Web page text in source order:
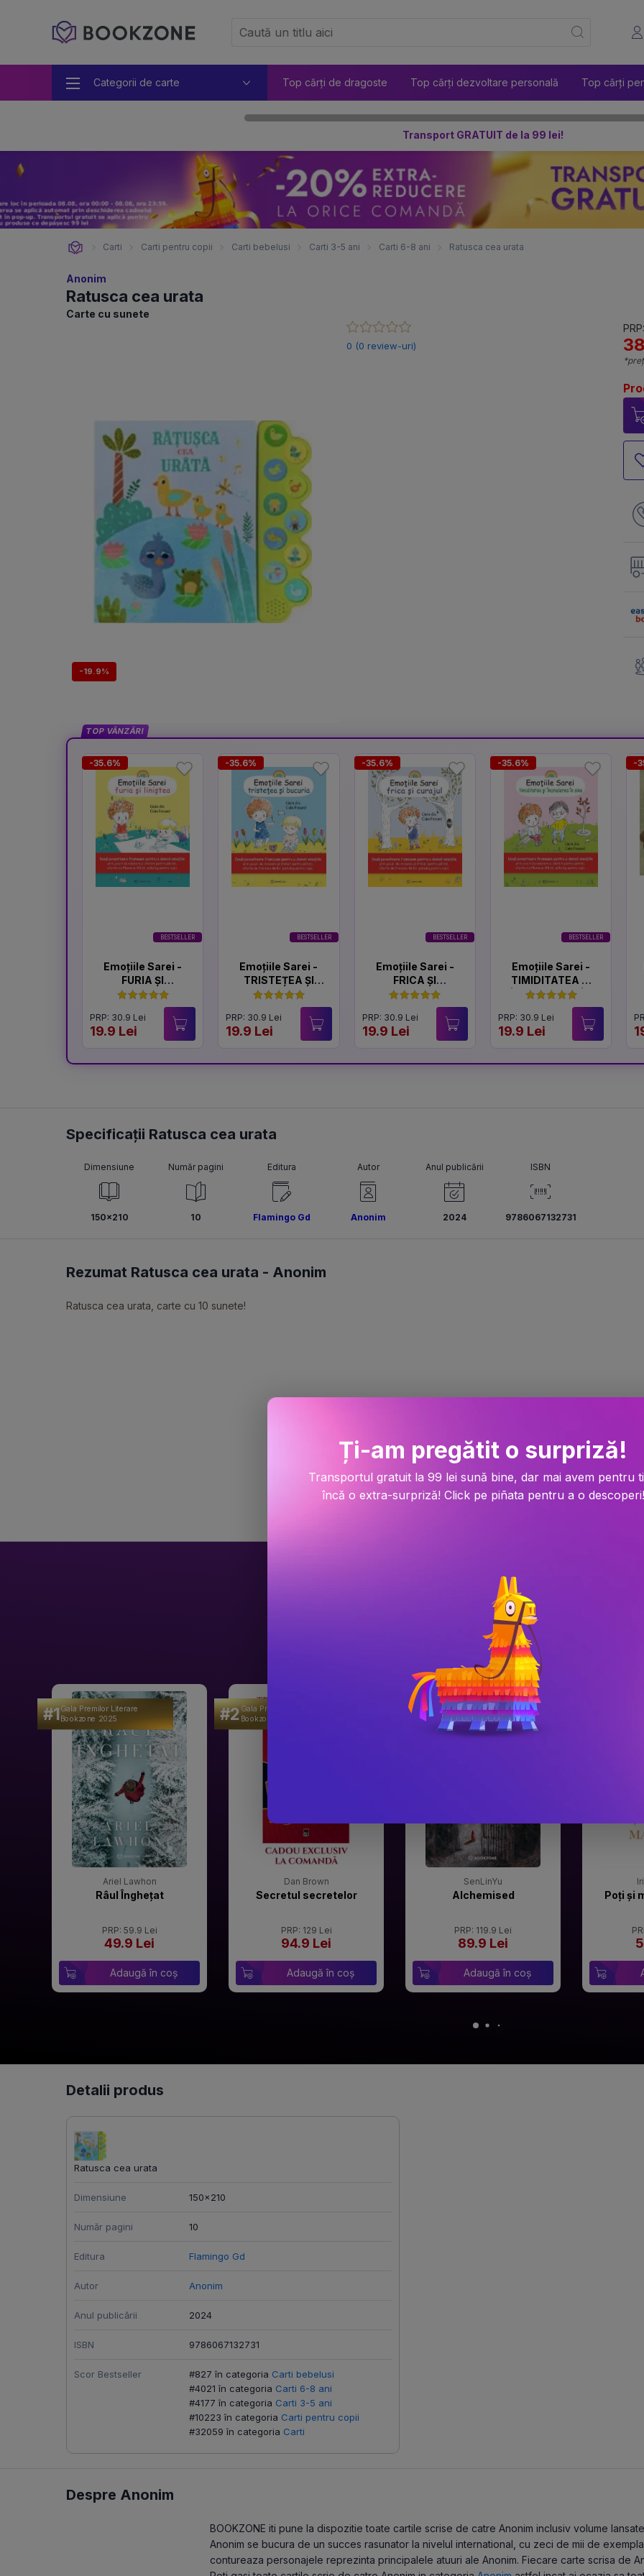
Categorii de carte Top cărți de dragoste Top cărți dezvoltare personală Top cărți
Transport GRATUIT de la 99 lei!
Carti Carti pentru copii Carti bebelusi Carti 3-5 ani Carti 6-8 ani Ratusca cea urata
Anonim
Ratusca cea urata
Carte cu sunete
-19.9%
0 (0 review-uri)
TOP VÂNZĂRI
BESTSELLER
-35.6%
Emoțiile Sarei -
FURIA ȘI
LINIȘTEA
PRP: 30.9 Lei
19.9 Lei
BESTSELLER
-35.6%
Emoțiile Sarei -
TRISTEȚEA ȘI
BUCURIA
PRP: 30.9 Lei
19.9 Lei
BESTSELLER
-35.6%
Emoțiile Sarei -
FRICA ȘI
CURAJUL
PRP: 30.9 Lei
19.9 Lei
BESTSELLER
-35.6%
Emoțiile Sarei -
TIMIDITATEA ȘI
ÎNCREDEREA ÎN
PRP: 30.9 Lei
19.9 Lei
-
Specificații Ratusca cea urata
Dimensiune
150x210
Număr pagini
10
Editura
Flamingo Gd
Autor
Anonim
Anul publicării
2024
ISBN
9786067132731
Rezumat Ratusca cea urata - Anonim
Ratusca cea urata, carte cu 10 sunete!
#1Gala Premilor Literare
Bookzone 2025
Ariel Lawhon
Râul Înghețat
PRP: 59.9 Lei
49.9 Lei
Adaugă în coș
#2Gala Premilor Literare
Bookzone 2025
Dan Brown
Secretul secretelor
PRP: 129 Lei
94.9 Lei
Adaugă în coș
#3 Gala Premilor Literare
Bookzone 2025
SenLinYu
Alchemised
PRP: 119.9 Lei
89.9 Lei
Adaugă în coș
Poți și
Detalii produs
Ratusca cea urata
Dimensiune 150x210
Număr pagini 10
Editura Flamingo Gd
Autor Anonim
Anul publicării 2024
ISBN 9786067132731
Scor Bestseller #827 în categoria Carti bebelusi
#4021 în categoria Carti 6-8 ani
#4177 în categoria Carti 3-5 ani
#10223 în categoria Carti pentru copii
#32059 în categoria Carti
Despre Anonim
BOOKZONE iti pune la dispozitie toate cartile scrise de catre Anonim inclusiv volume
Anonim se bucura de un succes rasunator la nivelul international, cu zeci de mii de
contureaza personajele reprezinta principalele atuuri ale Anonim. Fiecare carte scrisa de
Ți-am pregătit o surpriză!
Transportul gratuit la 99 lei sună bine, dar mai avem pentru
încă o extra-surpriză! Click pe piñata pentru a o descoperi!